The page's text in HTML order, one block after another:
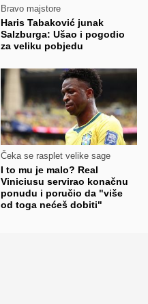
Bravo majstore
Haris Tabaković junak
Salzburga: Ušao i pogodio
za veliku pobjedu
Čeka se rasplet velike sage
I to mu je malo? Real
Viniciusu servirao konačnu
ponudu i poručio da "više
od toga nećeš dobiti"